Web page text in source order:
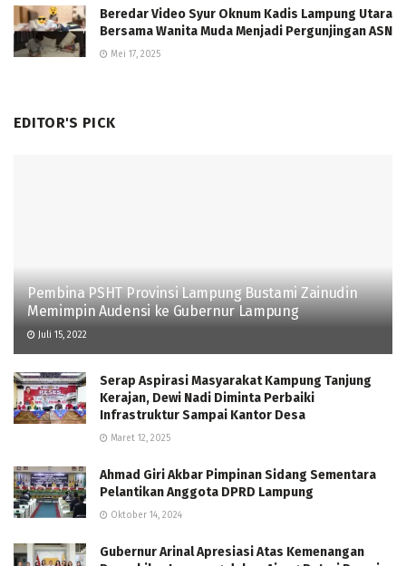
Beredar Video Syur Oknum Kadis Lampung Utara
Bersama Wanita Muda Menjadi Pergunjingan ASN
Mei 17, 2025
EDITOR'S PICK
Pembina PSHT Provinsi Lampung Bustami Zainudin
Memimpin Audensi ke Gubernur Lampung
Juli 15, 2022
Serap Aspirasi Masyarakat Kampung Tanjung
Kerajan, Dewi Nadi Diminta Perbaiki
Infrastruktur Sampai Kantor Desa
Maret 12, 2025
Ahmad Giri Akbar Pimpinan Sidang Sementara
Pelantikan Anggota DPRD Lampung
Oktober 14, 2024
Gubernur Arinal Apresiasi Atas Kemenangan